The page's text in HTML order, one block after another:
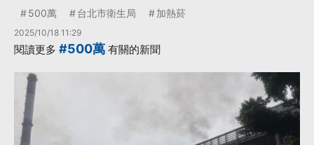
500萬 台北市衛生局 加熱菸
2025/10/18 11:29
閱讀更多 #500萬 有關的新聞